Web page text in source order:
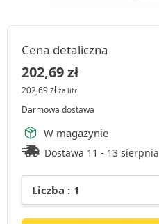
Cena detaliczna
202,69zł
202,69zł za litr
Darmowa dostawa
W magazynie
Dostawa 11 - 13 sierpnia